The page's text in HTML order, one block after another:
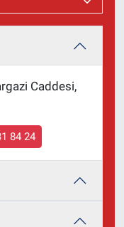
Caddesi,
84 24